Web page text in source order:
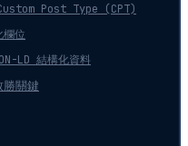
Post Type (CPT)
位
LD 結構化資料
關鍵